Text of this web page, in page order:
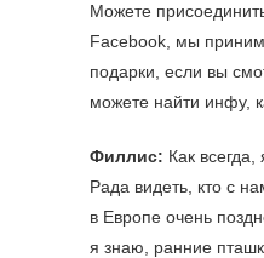
Можете
Facebook, мы
подарки, если вы
можете найти инфу,
Филлис: Как всегда,
Рада видеть, кто с
в Европе очень
я знаю, ранние